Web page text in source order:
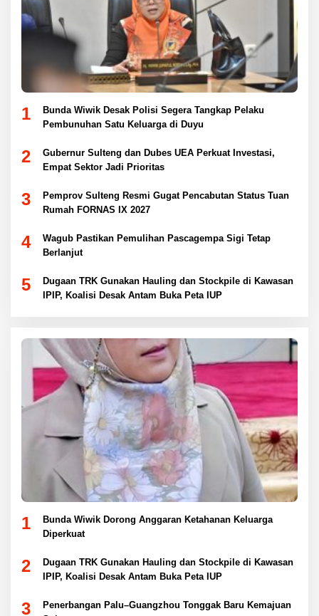
1
Bunda Wiwik Desak Polisi Segera Tangkap Pelaku
Pembunuhan Satu Keluarga di Duyu
2
Gubernur Sulteng dan Dubes UEA Perkuat Investasi,
Empat Sektor Jadi Prioritas
3
Pemprov Sulteng Resmi Gugat Pencabutan Status Tuan
Rumah FORNAS IX 2027
4
Wagub Pastikan Pemulihan Pascagempa Sigi Tetap
Berlanjut
5
Dugaan TRK Gunakan Hauling dan Stockpile di Kawasan
IPIP, Koalisi Desak Antam Buka Peta IUP
1
Bunda Wiwik Dorong Anggaran Ketahanan Keluarga
Diperkuat
2
Dugaan TRK Gunakan Hauling dan Stockpile di Kawasan
IPIP, Koalisi Desak Antam Buka Peta IUP
3
Penerbangan Palu–Guangzhou Tonggak Baru Kemajuan